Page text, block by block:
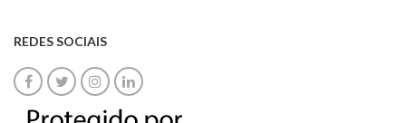
REDES SOCIAIS